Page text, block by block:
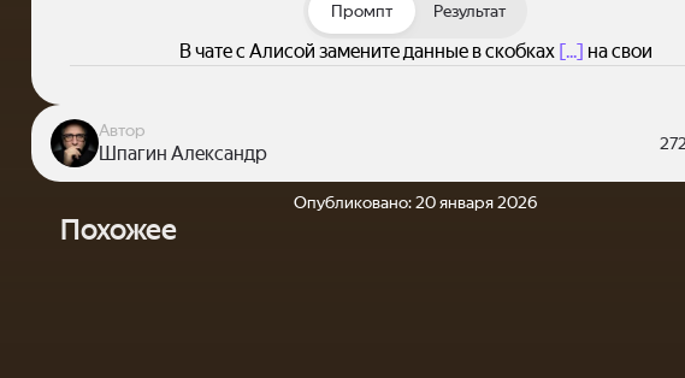
Промпт Результат
В чате с Алисой замените данные в скобках [...] на свои
Автор
Шпагин Александр
Опубликовано:20 января 2026
Похожее